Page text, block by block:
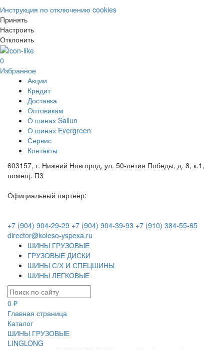
Инструкция по отключению cookies
Принять
Настроить
Отклонить
0
Избранное
Акции
Кредит
Доставка
Оптовикам
О шинах Sailun
О шинах Evergreen
Сервис
Контакты
603157, г. Нижний Новгород, ул. 50-летия Победы, д. 8, к.1,
помещ. П3
Официальный партнёр:
+7 (904) 904-29-29 +7 (904) 904-39-93 +7 (910) 384-55-65
director@koleso-yspexa.ru
ШИНЫ ГРУЗОВЫЕ
ГРУЗОВЫЕ ДИСКИ
ШИНЫ С/Х И СПЕЦШИНЫ
ШИНЫ ЛЕГКОВЫЕ
0 ₽
Главная страница
Каталог
ШИНЫ ГРУЗОВЫЕ
LINGLONG